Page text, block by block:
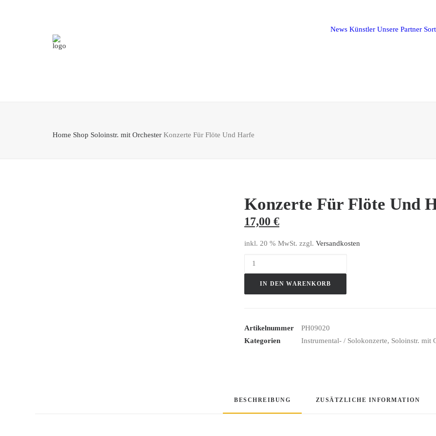
News Künstler Unsere Partner
Home Shop Soloinstr. mit Orchester Konzerte Für Flöte Und Harfe
Konzerte Für Flöte Und
17,00 €
inkl. 20 % MwSt. zzgl. Versandkosten
Konzerte
Für
IN DEN WARENKORB
Artikelnummer
PH09020
Kategorien
Instrumental- / Solokonzerte, Soloinstr. mit
BESCHREIBUNG ZUSÄTZLICHE INFORMATION